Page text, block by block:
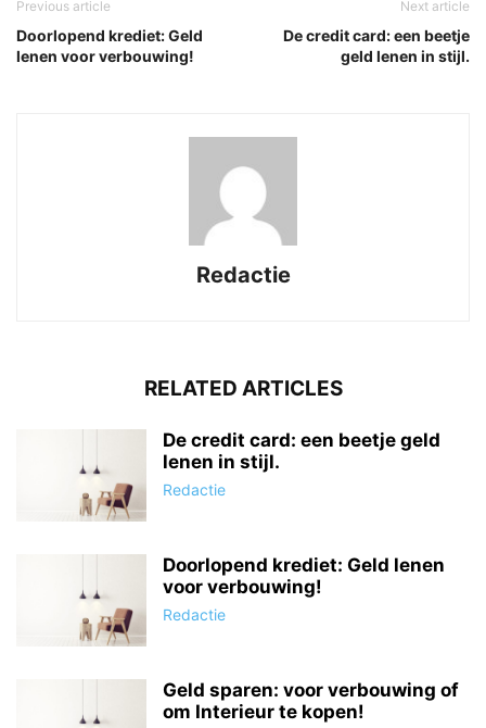
Previous article
Doorlopend krediet: Geld
lenen voor verbouwing!
Next article
De credit card: een beetje
geld lenen in stijl.
Redactie
RELATED ARTICLES
De credit card: een beetje geld
lenen in stijl.
Redactie
Doorlopend krediet: Geld lenen
voor verbouwing!
Redactie
Geld sparen: voor verbouwing of
om Interieur te kopen!